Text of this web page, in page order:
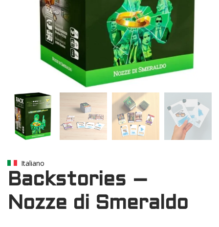
Italiano
Backstories –
Nozze di Smeraldo